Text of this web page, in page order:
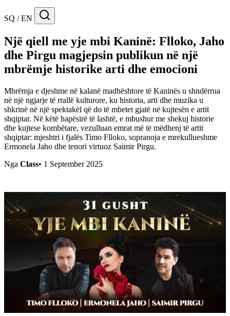
SQ / EN
Një qiell me yje mbi Kaninë: Flloko, Jaho
dhe Pirgu magjepsin publikun në një
mbrëmje historike arti dhe emocioni
Mbrëmja e djeshme në kalanë madhështore të Kaninës u shndërrua
në një ngjarje të rrallë kulturore, ku historia, arti dhe muzika u
shkrinë në një spektakël që do të mbetet gjatë në kujtesën e artit
shqiptar. Në këtë hapësirë të lashtë, e mbushur me shekuj historie
dhe kujtese kombëtare, vezulluan emrat më të mëdhenj të artit
shqiptar: mjeshtri i fjalës Timo Flloko, sopranoja e mrekullueshme
Ermonela Jaho dhe tenori virtuoz Saimir Pirgu.
Nga Class• 1 September 2025